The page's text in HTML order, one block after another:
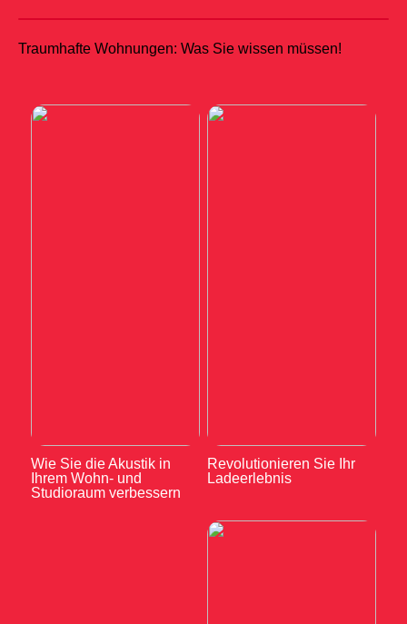
Traumhafte Wohnungen: Was Sie wissen müssen!
Wie Sie die Akustik in
Ihrem Wohn- und
Studioraum verbessern
Revolutionieren Sie Ihr
Ladeerlebnis